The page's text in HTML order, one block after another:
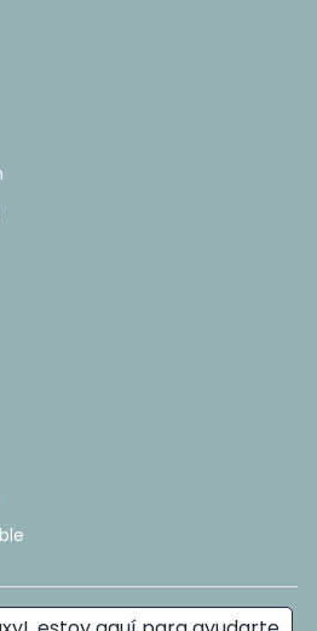
reserved. - Hecho con ❤️ por